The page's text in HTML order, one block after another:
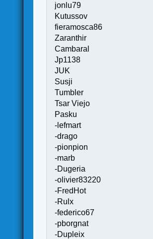
jonlu79
Kutussov
fieramosca86
Zaranthir
Cambaral
Jp1138
JUK
Susji
Tumbler
Tsar Viejo
Pasku
-lefmart
-drago
-pionpion
-marb
-Dugeria
-olivier83220
-FredHot
-Rulx
-federico67
-pborgnat
-Dupleix